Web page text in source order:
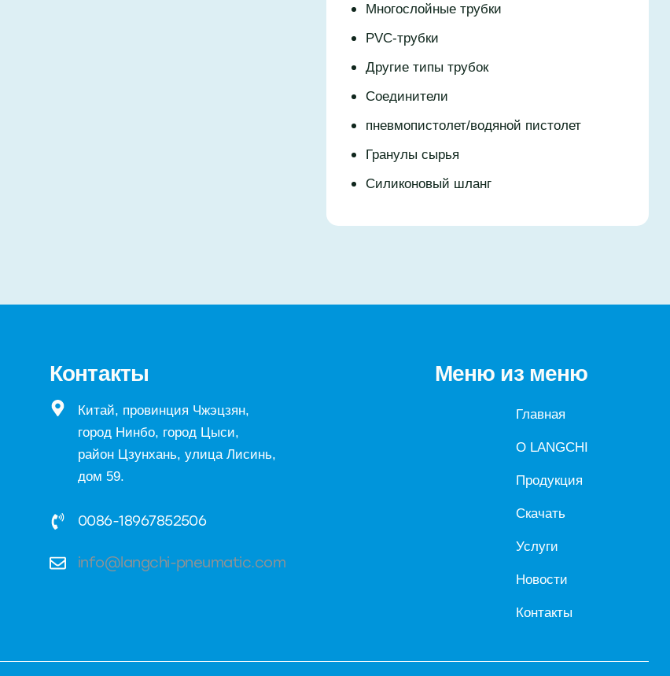
Многослойные трубки
PVC-трубки
Другие типы трубок
Соединители
пневмопистолет/водяной пистолет
Гранулы сырья
Силиконовый шланг
Контакты
Китай, провинция Чжэцзян,
город Нинбо, город Цыси,
район Цзунхань, улица Лисинь,
дом 59.
0086-18967852506
info@langchi-pneumatic.com
Меню из меню
Главная
О LANGCHI
Продукция
Скачать
Услуги
Новости
Контакты